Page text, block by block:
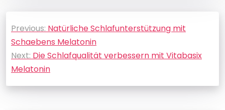
Beitragsnavigation
Previous: Natürliche Schlafunterstützung mit
Schaebens Melatonin
Next: Die Schlafqualität verbessern mit Vitabasix
Melatonin